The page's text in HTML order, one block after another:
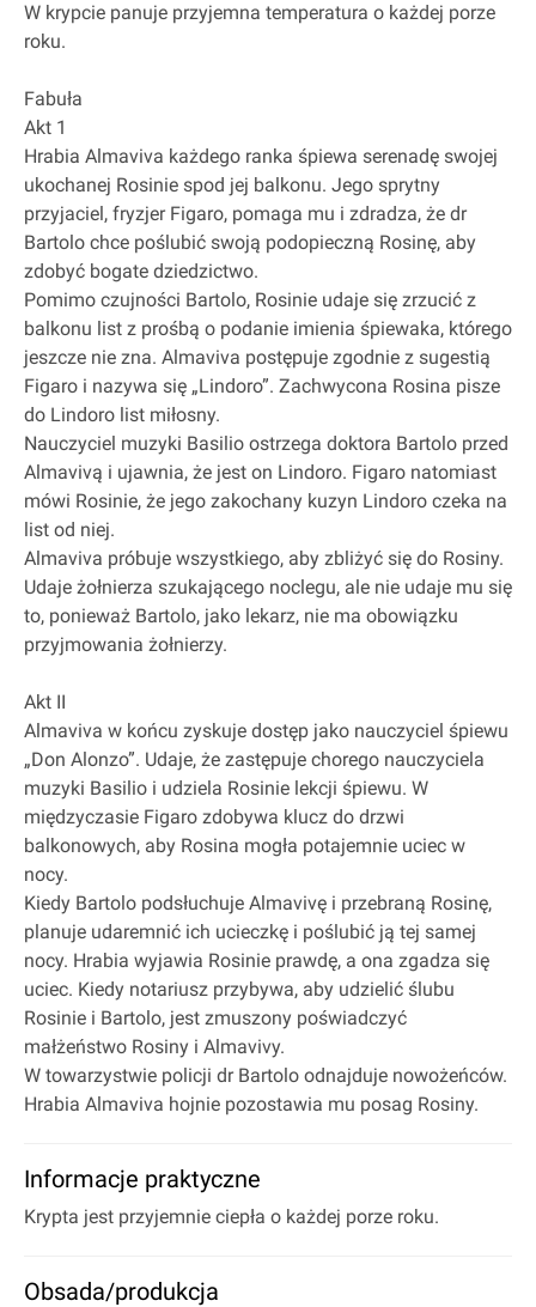
W krypcie panuje przyjemna temperatura o każdej porze
roku.
Fabuła
Akt 1
Hrabia Almaviva każdego ranka śpiewa serenadę swojej
ukochanej Rosinie spod jej balkonu. Jego sprytny
przyjaciel, fryzjer Figaro, pomaga mu i zdradza, że dr
Bartolo chce poślubić swoją podopieczną Rosinę, aby
zdobyć bogate dziedzictwo.
Pomimo czujności Bartolo, Rosinie udaje się zrzucić z
balkonu list z prośbą o podanie imienia śpiewaka, którego
jeszcze nie zna. Almaviva postępuje zgodnie z sugestią
Figaro i nazywa się „Lindoro”. Zachwycona Rosina pisze
do Lindoro list miłosny.
Nauczyciel muzyki Basilio ostrzega doktora Bartolo przed
Almavivą i ujawnia, że jest on Lindoro. Figaro natomiast
mówi Rosinie, że jego zakochany kuzyn Lindoro czeka na
list od niej.
Almaviva próbuje wszystkiego, aby zbliżyć się do Rosiny.
Udaje żołnierza szukającego noclegu, ale nie udaje mu się
to, ponieważ Bartolo, jako lekarz, nie ma obowiązku
przyjmowania żołnierzy.
Akt II
Almaviva w końcu zyskuje dostęp jako nauczyciel śpiewu
„Don Alonzo”. Udaje, że zastępuje chorego nauczyciela
muzyki Basilio i udziela Rosinie lekcji śpiewu. W
międzyczasie Figaro zdobywa klucz do drzwi
balkonowych, aby Rosina mogła potajemnie uciec w
nocy.
Kiedy Bartolo podsłuchuje Almavivę i przebraną Rosinę,
planuje udaremnić ich ucieczkę i poślubić ją tej samej
nocy. Hrabia wyjawia Rosinie prawdę, a ona zgadza się
uciec. Kiedy notariusz przybywa, aby udzielić ślubu
Rosinie i Bartolo, jest zmuszony poświadczyć
małżeństwo Rosiny i Almavivy.
W towarzystwie policji dr Bartolo odnajduje nowożeńców.
Hrabia Almaviva hojnie pozostawia mu posag Rosiny.
Informacje praktyczne
Krypta jest przyjemnie ciepła o każdej porze roku.
Obsada/produkcja